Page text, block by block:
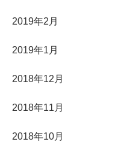
2019年2月
2019年1月
2018年12月
2018年11月
2018年10月